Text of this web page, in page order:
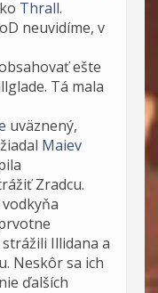
Thrall.
neuvidíme, v
ešte
Tá mala
uväznený,
Maiev
Zradcu.
Illidana a
Neskôr sa ich
ďalších